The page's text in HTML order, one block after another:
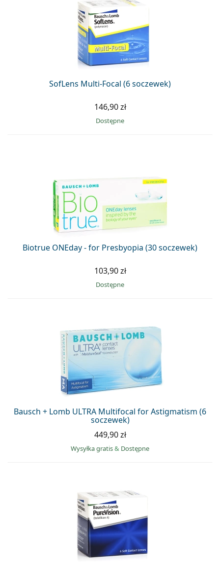
SofLens Multi-Focal (6 soczewek)
146,90 zł
Dostępne
Biotrue ONEday - for Presbyopia (30 soczewek)
103,90 zł
Dostępne
Bausch + Lomb ULTRA Multifocal for Astigmatism (6
soczewek)
449,90 zł
Wysyłka gratis& Dostępne